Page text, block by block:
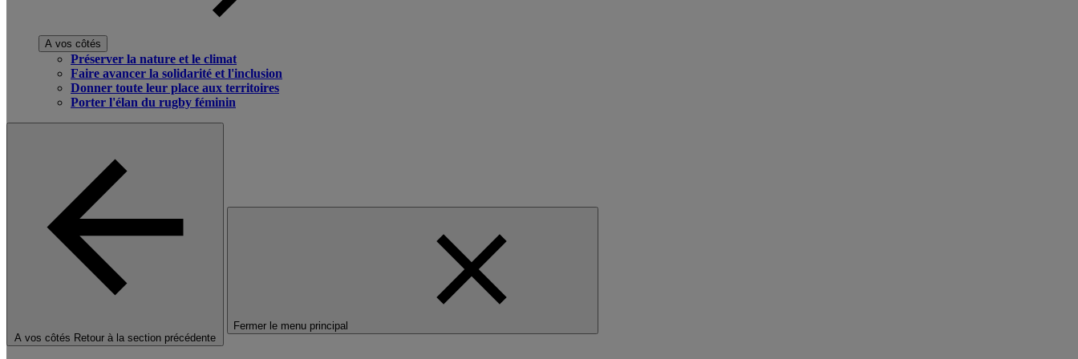
A vos côtés
Préserver la nature et le climat
Faire avancer la solidarité et l'inclusion
Donner toute leur place aux territoires
Porter l'élan du rugby féminin
A vos côtés Retour à la section précédente
Fermer le menu principal